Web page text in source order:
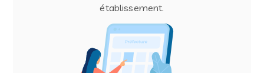
établissement.